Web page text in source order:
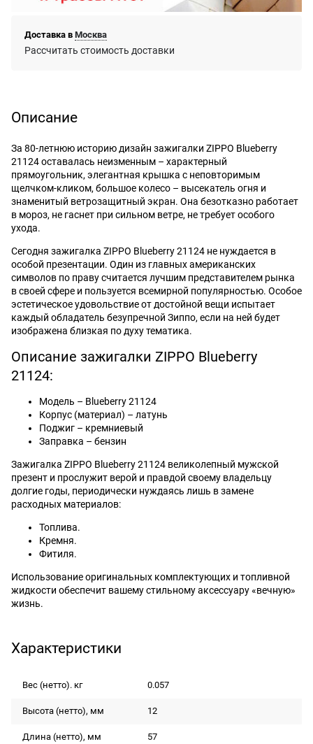
Доставка в Москва
Рассчитать стоимость доставки
Описание
За 80-летнюю историю дизайн зажигалки ZIPPO Blueberry
21124 оставалась неизменным – характерный
прямоугольник, элегантная крышка с неповторимым
щелчком-кликом, большое колесо – высекатель огня и
знаменитый ветрозащитный экран. Она безотказно работает
в мороз, не гаснет при сильном ветре, не требует особого
ухода.
Сегодня зажигалка ZIPPO Blueberry 21124 не нуждается в
особой презентации. Один из главных американских
символов по праву считается лучшим представителем рынка
в своей сфере и пользуется всемирной популярностью. Особое
эстетическое удовольствие от достойной вещи испытает
каждый обладатель безупречной Зиппо, если на ней будет
изображена близкая по духу тематика.
Описание зажигалки ZIPPO Blueberry
21124:
Модель – Blueberry 21124
Корпус (материал) – латунь
Поджиг – кремниевый
Заправка – бензин
Зажигалка ZIPPO Blueberry 21124 великолепный мужской
презент и прослужит верой и правдой своему владельцу
долгие годы, периодически нуждаясь лишь в замене
расходных материалов:
Топлива.
Кремня.
Фитиля.
Использование оригинальных комплектующих и топливной
жидкости обеспечит вашему стильному аксессуару «вечную»
жизнь.
Характеристики
Вес (нетто). кг 0.057
Высота (нетто), мм 12
Длина (нетто), мм 57